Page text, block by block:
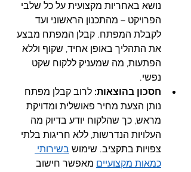
נושא באחריות מקצועית על כל שלבי
הפרויקט – מהתכנון הראשוני ועד
לקבלת המפתח. קבלן המפתח מבצע
את התהליך באופן אחיד, שקוף וללא
הפתעות, מה שמעניק ללקוח שקט
נפשי.
חסכון בהוצאות: לרוב קבלן מפתח
נותן הצעת מחיר פאושלית ומדויקת
מראש, כך שהלקוח יודע בדיוק מה
העלויות הנדרשות, ללא חריגות בלתי
צפויות בתקציב. שימוש בשירותי
כמאות מקצועיים מאפשר חישוב